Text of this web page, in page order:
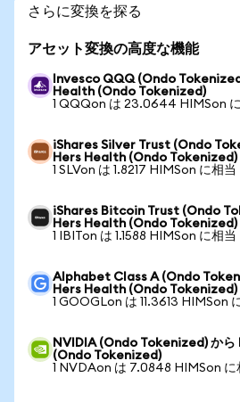
さらに変換を探る
アセット変換の高度な機能
Invesco QQQ (Ondo
Health (Ondo Tokenized)
1 QQQon は 23.0644 HIMSon
iShares Silver Trust (Ondo
Hers Health (Ondo Tokenized)
1 SLVon は 1.8217 HIMSon に相当
iShares Bitcoin Trust (Ondo
Hers Health (Ondo Tokenized)
1 IBITon は 1.1588 HIMSon に相当
Alphabet Class A (Ondo
Hers Health (Ondo Tokenized)
1 GOOGLon は 11.3613 HIMSon
NVIDIA (Ondo Tokenized) か
(Ondo Tokenized)
1 NVDAon は 7.0848 HIMSon に